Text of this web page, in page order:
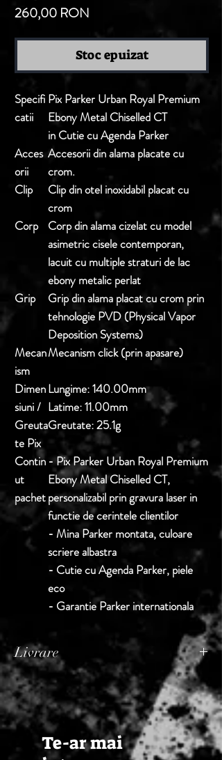
260,00 RON
Stoc epuizat
Specifi
catii
Pix Parker Urban Royal Premium
Ebony Metal Chiselled CT
in Cutie cu Agenda Parker
Acces
orii
Accesorii din alama placate cu
crom.
Clip
Clip din otel inoxidabil placat cu
crom
Corp
Corp din alama cizelat cu model
asimetric cisele contemporan,
lacuit cu multiple straturi de lac
ebony metalic perlat
Grip
Grip din alama placat cu crom prin
tehnologie PVD (Physical Vapor
Deposition Systems)
Mecan
ism
Mecanism click (prin apasare)
Dimen
siuni /
Greuta
te Pix
Lungime:140.00mm
Latime:11.00mm
Greutate:25.1g
Contin
ut
pachet
- Pix Parker Urban Royal Premium
Ebony Metal Chiselled CT,
personalizabil prin gravura laser in
functie de cerintele clientilor
- Mina Parker montata, culoare
scriere albastra
- Cutie cu Agenda Parker, piele
eco
- Garantie Parker internationala
Livrare
Termen de livrare: 1 - 2 zile lucratoare, din
momentul confirmarii comenzii de catre
Seller.
Te-ar mai